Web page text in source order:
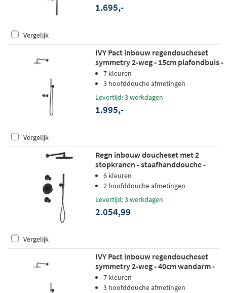
1.695,-
Vergelijk
IVY Pact inbouw regendoucheset
symmetry 2-weg - 15cm plafondbuis -
20cm medium hoofddouche -
glijstang - staafhanddouche - mat
7 kleuren
3 hoofddouche afmetingen
Levertijd: 3 werkdagen
1.995,-
Vergelijk
Regn inbouw doucheset met 2
stopkranen - staafhanddouche -
30cm hoofddouche - plafondbuis -
wandsteun - mat zwart
6 kleuren
2 hoofddouche afmetingen
Levertijd: 3 werkdagen
2.054,99
Vergelijk
IVY Pact inbouw regendoucheset
symmetry 2-weg - 40cm wandarm -
20cm slim hoofddouche - glijstang -
satin spray handdouche - zwart
7 kleuren
3 hoofddouche afmetingen